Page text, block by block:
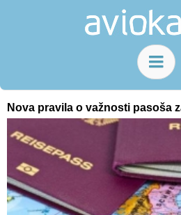
Nova pravila o važnosti pasoša